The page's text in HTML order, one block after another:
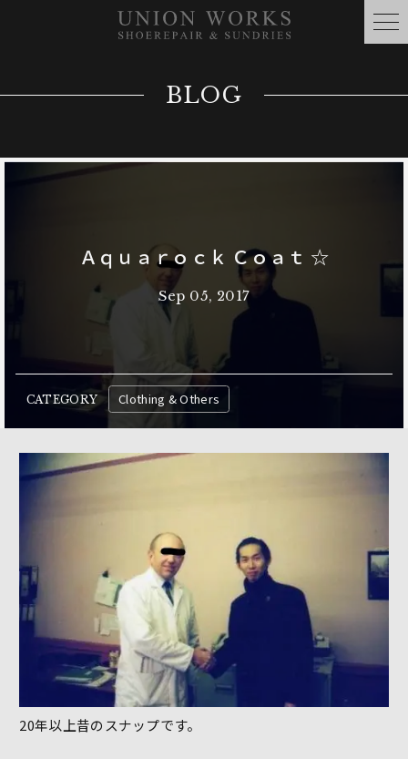
BLOG
Ａｑｕａｒｏｃｋ Ｃｏａｔ ☆
Sep 05, 2017
CATEGORY Clothing & Others
20年以上昔のスナップです。